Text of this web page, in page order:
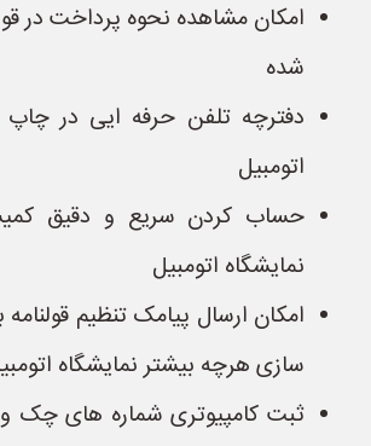
امکان مشاهده نحوه پرداخت در
شده
دفترچه تلفن حرفه ایی در چاپ
اتومبیل
حساب کردن سریع و دقیق
نمایشگاه اتومبیل
امکان ارسال پیامک تنظیم قولنامه
سازی هرچه بیشتر نمایشگاه
ثبت کامپیوتری شماره های